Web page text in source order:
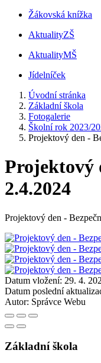
Žákovská knížka
AktualityZŠ
AktualityMŠ
Jídelníček
Úvodní stránka
Základní škola
Fotogalerie
Školní rok 2023/
Projektový den -
Projektový
2.4.2024
Projektový den -
Datum vložení: 29. 4.
Datum poslední
Autor: Správce Webu
Základní škola